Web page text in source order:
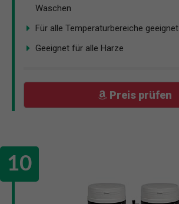
Waschen
Für alle Temperaturbereiche geeignet
Geeignet für alle Harze
Preis prüfen